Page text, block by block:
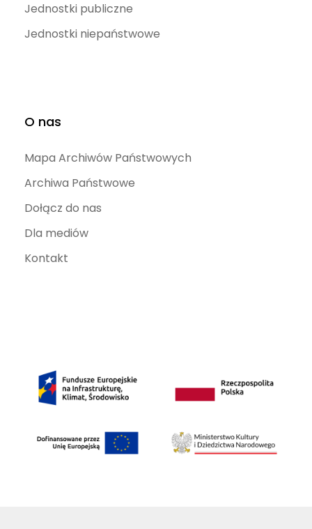
Jednostki publiczne
Jednostki niepaństwowe
O nas
Mapa Archiwów Państwowych
Archiwa Państwowe
Dołącz do nas
Dla mediów
Kontakt